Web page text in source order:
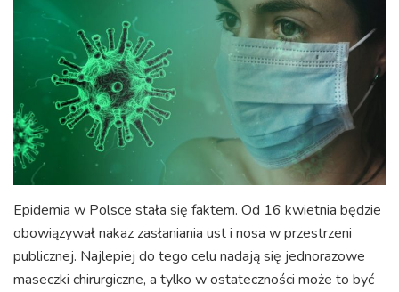
Epidemia w Polsce stała się faktem. Od 16 kwietnia będzie
obowiązywał nakaz zasłaniania ust i nosa w przestrzeni
publicznej. Najlepiej do tego celu nadają się jednorazowe
maseczki chirurgiczne, a tylko w ostateczności może to być